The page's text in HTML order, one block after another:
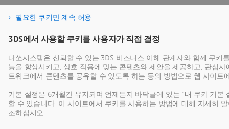
필요한 쿠키만 계속 허용
3DS에서 사용할 쿠키를 사용자가 직접 결정
다쏘시스템은 신뢰할 수 있는 3DS 비즈니스 이해 관계자와 함께 쿠키
능을 향상시키고, 상호 작용에 맞는 콘텐츠와 제안을 제공하고, 관심
트워크에서 콘텐츠를 공유할 수 있도록 하는 등의 방법으로 웹 사이트
기본 설정은 6개월간 유지되며 언제든지 바닥글에 있는 "내 쿠키 기본
할 수 있습니다. 이 사이트에서 쿠키를 사용하는 방법에 대해 자세히
조하십시오.